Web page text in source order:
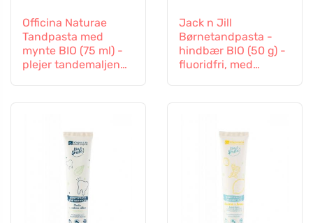
Officina Naturae
Tandpasta med
mynte BIO (75 ml) -
plejer tandemaljen
Jack n Jill
Børnetandpasta -
hindbær BIO (50 g) -
fluoridfri, med